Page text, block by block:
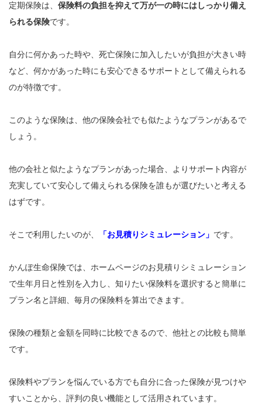
定期保険は、 保険料の負担を抑えて万が一の時にはしっかり備え
られる保険です。
自分に何かあった時や、死亡保険に加入したいが負担が大きい時
など、何かがあった時にも安心できるサポートとして備えられる
のが特徴です。
このような保険は、他の保険会社でも似たようなプランがあるで
しょう。
他の会社と似たようなプランがあった場合、よりサポート内容が
充実していて安心して備えられる保険を誰もが選びたいと考える
はずです。
そこで利用したいのが、 「お見積りシミュレーション」 です。
かんぽ生命保険では、ホームページのお見積りシミュレーション
で生年月日と性別を入力し、知りたい保険料を選択すると簡単に
プラン名と詳細、毎月の保険料を算出できます。
保険の種類と金額を同時に比較できるので、他社との比較も簡単
です。
保険料やプランを悩んでいる方でも自分に合った保険が見つけや
すいことから、評判の良い機能として活用されています。